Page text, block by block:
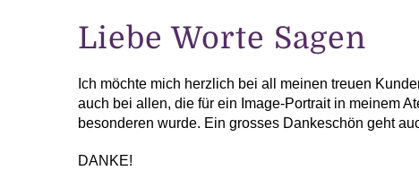
Liebe Worte Sagen
Ich möchte mich herzlich bei all meinen treuen
auch bei allen, die für ein Image-Portrait in meinem
besonderen wurde. Ein grosses Dankeschön geht
DANKE!